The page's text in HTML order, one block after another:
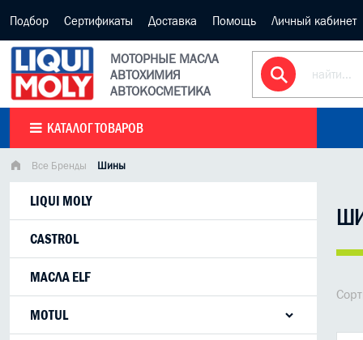
Подбор Сертификаты Доставка Помощь Личный кабинет
МОТОРНЫЕ МАСЛА
АВТОХИМИЯ
АВТОКОСМЕТИКА
КАТАЛОГ ТОВАРОВ
Все Бренды Шины
LIQUI MOLY
CASTROL
МАСЛА ELF
MOTUL